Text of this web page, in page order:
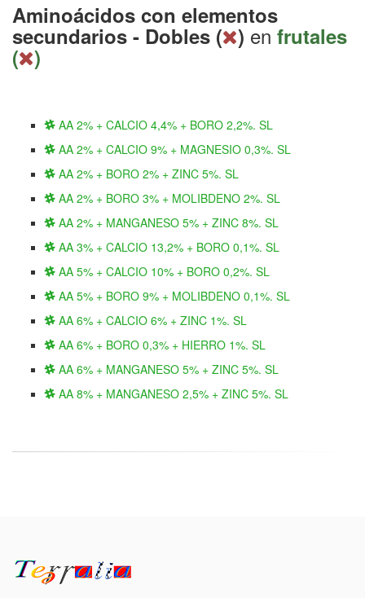
Aminoácidos con elementos
secundarios - Dobles ( ) en frutales
( )
AA 2% + CALCIO 4,4% + BORO 2,2%. SL
AA 2% + CALCIO 9% + MAGNESIO 0,3%. SL
AA 2% + BORO 2% + ZINC 5%. SL
AA 2% + BORO 3% + MOLIBDENO 2%. SL
AA 2% + MANGANESO 5% + ZINC 8%. SL
AA 3% + CALCIO 13,2% + BORO 0,1%. SL
AA 5% + CALCIO 10% + BORO 0,2%. SL
AA 5% + BORO 9% + MOLIBDENO 0,1%. SL
AA 6% + CALCIO 6% + ZINC 1%. SL
AA 6% + BORO 0,3% + HIERRO 1%. SL
AA 6% + MANGANESO 5% + ZINC 5%. SL
AA 8% + MANGANESO 2,5% + ZINC 5%. SL